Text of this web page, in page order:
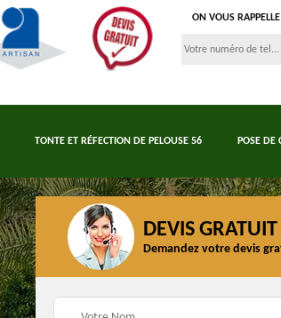
ON VOUS
TONTE ET RÉFECTION DE PELOUSE 56 POSE DE
DEVIS GRATUIT
Demandez votre devis